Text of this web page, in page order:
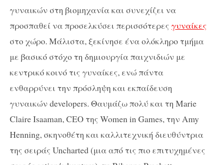
γυναικών στη βιομηχανία και συνεχίζει να
προσπαθεί να προσελκύσει περισσότερες γυναίκες
στο χώρο. Μάλιστα, ξεκίνησε ένα ολόκληρο τμήμα
με βασικό στόχο τη δημιουργία παιχνιδιών με
κεντρικό κοινό τις γυναίκες, ενώ πάντα
ενθαρρύνει την πρόσληψη και εκπαίδευση
γυναικών developers. Θαυμάζω πολύ και τη Marie
Claire Isaaman, CEO της Women in Games, την Amy
Henning, σκηνοθέτη και καλλιτεχνική διευθύντρια
της σειράς Uncharted (μια από τις πιο επιτυχημένες